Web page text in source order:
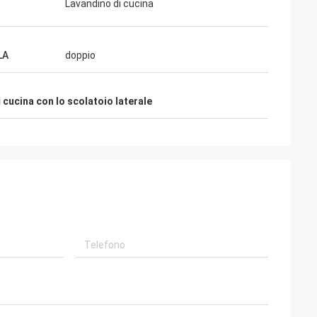
Lavandino di cucina
doppio
cucina con lo scolatoio laterale